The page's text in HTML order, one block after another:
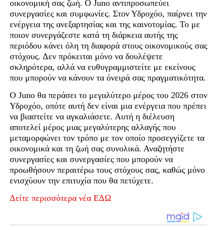
οικονομική σας ζωή. Ο Juno αντιπροσωπεύει
συνεργασίες και συμφωνίες. Στον Υδροχόο, παίρνει την
ενέργεια της ανεξαρτησίας και της καινοτομίας. Το με
ποιον συνεργάζεστε κατά τη διάρκεια αυτής της
περιόδου κάνει όλη τη διαφορά στους οικονομικούς σας
στόχους. Δεν πρόκειται μόνο να δουλέψετε
σκληρότερα, αλλά να ευθυγραμμιστείτε με εκείνους
που μπορούν να κάνουν τα όνειρά σας πραγματικότητα.
Ο Juno θα περάσει το μεγαλύτερο μέρος του 2026 στον
Υδροχόο, οπότε αυτή δεν είναι μια ενέργεια που πρέπει
να βιαστείτε να αγκαλιάσετε. Αυτή η διέλευση
αποτελεί μέρος μιας μεγαλύτερης αλλαγής που
μεταμορφώνει τον τρόπο με τον οποίο προσεγγίζετε τα
οικονομικά και τη ζωή σας συνολικά. Αναζητήστε
συνεργασίες και συνεργασίες που μπορούν να
προωθήσουν περαιτέρω τους στόχους σας, καθώς μόνο
ενισχύουν την επιτυχία που θα πετύχετε.
Δείτε περισσότερα νέα ΕΔΩ